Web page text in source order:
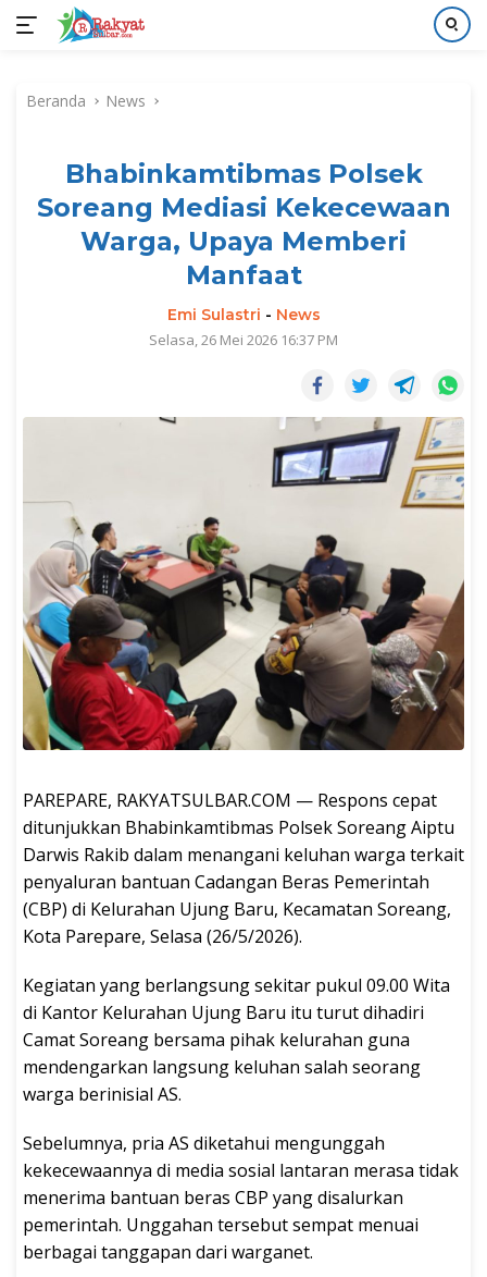
kontenBeranda News
Bhabinkamtibmas Polsek
Soreang Mediasi Kekecewaan
Warga, Upaya Memberi
Manfaat
Emi Sulastri - News
Selasa, 26 Mei 2026 16:37 PM
PAREPARE, RAKYATSULBAR.COM — Respons cepat
ditunjukkan Bhabinkamtibmas Polsek Soreang Aiptu
Darwis Rakib dalam menangani keluhan warga terkait
penyaluran bantuan Cadangan Beras Pemerintah
(CBP) di Kelurahan Ujung Baru, Kecamatan Soreang,
Kota Parepare, Selasa (26/5/2026).
Kegiatan yang berlangsung sekitar pukul 09.00 Wita
di Kantor Kelurahan Ujung Baru itu turut dihadiri
Camat Soreang bersama pihak kelurahan guna
mendengarkan langsung keluhan salah seorang
warga berinisial AS.
Sebelumnya, pria AS diketahui mengunggah
kekecewaannya di media sosial lantaran merasa tidak
menerima bantuan beras CBP yang disalurkan
pemerintah. Unggahan tersebut sempat menuai
berbagai tanggapan dari warganet.